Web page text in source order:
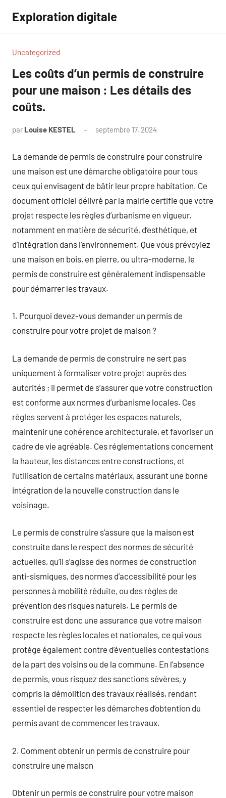
contenu
Exploration digitale
Uncategorized
Les coûts d’un permis de construire
pour une maison : Les détails des
coûts.
par Louise KESTEL septembre 17, 2024
La demande de permis de construire pour construire
une maison est une démarche obligatoire pour tous
ceux qui envisagent de bâtir leur propre habitation. Ce
document officiel délivré par la mairie certifie que votre
projet respecte les règles d’urbanisme en vigueur,
notamment en matière de sécurité, d’esthétique, et
d’intégration dans l’environnement. Que vous prévoyiez
une maison en bois, en pierre, ou ultra-moderne, le
permis de construire est généralement indispensable
pour démarrer les travaux.
1. Pourquoi devez-vous demander un permis de
construire pour votre projet de maison ?
La demande de permis de construire ne sert pas
uniquement à formaliser votre projet auprès des
autorités ; il permet de s’assurer que votre construction
est conforme aux normes d’urbanisme locales. Ces
règles servent à protéger les espaces naturels,
maintenir une cohérence architecturale, et favoriser un
cadre de vie agréable. Ces réglementations concernent
la hauteur, les distances entre constructions, et
l’utilisation de certains matériaux, assurant une bonne
intégration de la nouvelle construction dans le
voisinage.
Le permis de construire s’assure que la maison est
construite dans le respect des normes de sécurité
actuelles, qu’il s’agisse des normes de construction
anti-sismiques, des normes d’accessibilité pour les
personnes à mobilité réduite, ou des règles de
prévention des risques naturels. Le permis de
construire est donc une assurance que votre maison
respecte les règles locales et nationales, ce qui vous
protège également contre d’éventuelles contestations
de la part des voisins ou de la commune. En l’absence
de permis, vous risquez des sanctions sévères, y
compris la démolition des travaux réalisés, rendant
essentiel de respecter les démarches d’obtention du
permis avant de commencer les travaux.
2. Comment obtenir un permis de construire pour
construire une maison
Obtenir un permis de construire pour votre maison